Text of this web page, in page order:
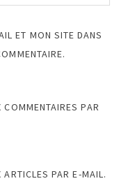
ET MON SITE DANS
PAR
PAR E-MAIL.